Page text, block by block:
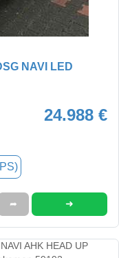
NAVI LED
24.988 €
➦ ➜